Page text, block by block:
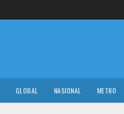
GLOBAL NASIONAL METRO